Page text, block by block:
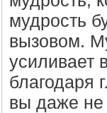
мудрость
вызовом.
усиливает
благодаря
вы даже не